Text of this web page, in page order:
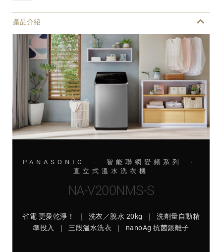
產品介紹
PANASONIC · 智能聯網變頻系列 ·
直立式溫水洗衣機
NA-V200NMS-S
省電 更愛乾淨！ ｜ 洗衣／脫水 20kg ｜ 洗劑量自動精
準投入 ｜ 三段溫水洗衣 ｜ nanoAg 抗菌銀離子